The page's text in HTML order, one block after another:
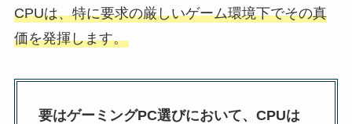
CPUは、特に要求の厳しいゲーム環境下でその真
価を発揮します。
要はゲーミングPC選びにおいて、CPUは